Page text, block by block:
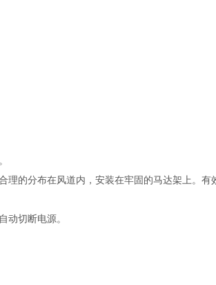
的分布在风道内，安装在牢固的马达架上。有
动切断电源。